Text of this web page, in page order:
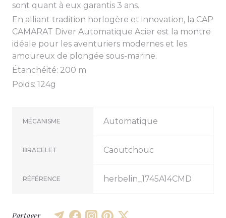
sont quant à eux garantis 3 ans.
En alliant tradition horlogère et innovation, la CAP
CAMARAT Diver Automatique Acier est la montre
idéale pour les aventuriers modernes et les
amoureux de plongée sous-marine.
Étanchéité: 200 m
Poids: 124g
MÉCANISME Automatique
BRACELET Caoutchouc
RÉFÉRENCE herbelin_1745A14CMD
Partager